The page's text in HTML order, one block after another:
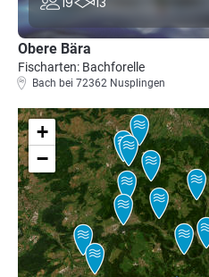
Obere Bära
Fischarten: Bachforelle
Bach bei 72362 Nusplingen
+
−